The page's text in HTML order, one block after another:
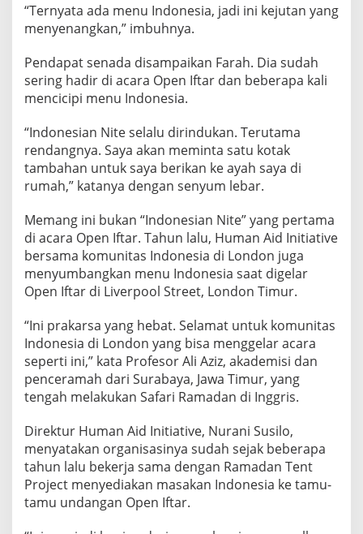
“Ternyata ada menu Indonesia, jadi ini kejutan yang
menyenangkan,” imbuhnya.
Pendapat senada disampaikan Farah. Dia sudah
sering hadir di acara Open Iftar dan beberapa kali
mencicipi menu Indonesia.
“Indonesian Nite selalu dirindukan. Terutama
rendangnya. Saya akan meminta satu kotak
tambahan untuk saya berikan ke ayah saya di
rumah,” katanya dengan senyum lebar.
Memang ini bukan “Indonesian Nite” yang pertama
di acara Open Iftar. Tahun lalu, Human Aid Initiative
bersama komunitas Indonesia di London juga
menyumbangkan menu Indonesia saat digelar
Open Iftar di Liverpool Street, London Timur.
“Ini prakarsa yang hebat. Selamat untuk komunitas
Indonesia di London yang bisa menggelar acara
seperti ini,” kata Profesor Ali Aziz, akademisi dan
penceramah dari Surabaya, Jawa Timur, yang
tengah melakukan Safari Ramadan di Inggris.
Direktur Human Aid Initiative, Nurani Susilo,
menyatakan organisasinya sudah sejak beberapa
tahun lalu bekerja sama dengan Ramadan Tent
Project menyediakan masakan Indonesia ke tamu-
tamu undangan Open Iftar.